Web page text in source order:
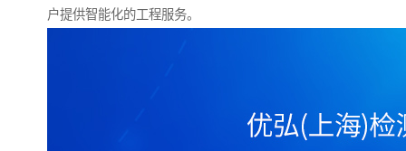
户提供智能化的工程服务。